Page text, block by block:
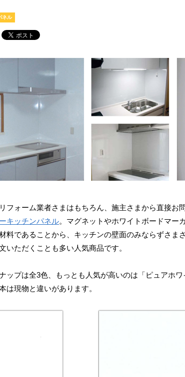
ネル
フォーム業者さまはもちろん、施主さまから直接お
キッチンパネル。マグネットやホワイトボードマー
料であることから、キッチンの壁面のみならずさま
いただくことも多い人気商品です。
ップは全3色、もっとも人気が高いのは「ピュアホワ
は現物と違いがあります。